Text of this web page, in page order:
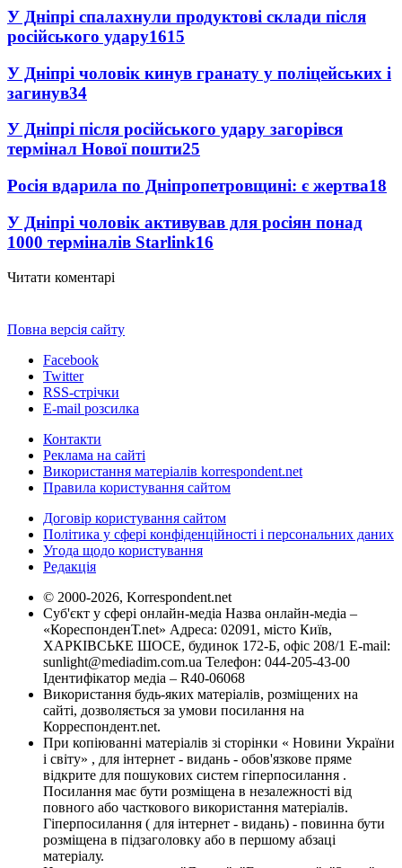
У Дніпрі спалахнули продуктові склади після
російського удару1615
У Дніпрі чоловік кинув гранату у поліцейських і
загинув34
У Дніпрі після російського удару загорівся
термінал Нової пошти25
Росія вдарила по Дніпропетровщині: є жертва18
У Дніпрі чоловік активував для росіян понад
1000 терміналів Starlink16
Читати коментарі
Повна версія сайту
Facebook
Twitter
RSS-стрічки
E-mail розсилка
Контакти
Реклама на сайті
Використання матеріалів korrespondent.net
Правила користування сайтом
Договір користування сайтом
Політика у сфері конфіденційності і персональних даних
Угода щодо користування
Редакція
© 2000-2026, Korrespondent.net
Суб'єкт у сфері онлайн-медіа Назва онлайн-медіа –
«КореспонденТ.net» Адреса: 02091, місто Київ,
ХАРКІВСЬКЕ ШОСЕ, будинок 172-Б, офіс 208/1 E-mail:
sunlight@mediadim.com.ua Телефон: 044-205-43-00
Ідентифікатор медіа – R40-06068
Використання будь-яких матеріалів, розміщених на
сайті, дозволяється за умови посилання на
Корреспондент.net.
При копіюванні матеріалів зі сторінки « Новини України
і світу» , для інтернет - видань - обов'язкове пряме
відкрите для пошукових систем гіперпосилання .
Посилання має бути розміщена в незалежності від
повного або часткового використання матеріалів.
Гіперпосилання ( для інтернет - видань) - повинна бути
розміщена в підзаголовку або в першому абзаці
матеріалу.